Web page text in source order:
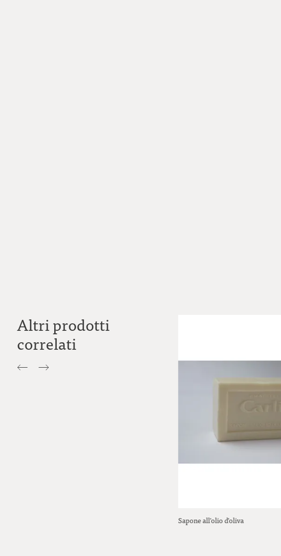
Altri prodotti
correlati
Sapone all'olio d'oliva